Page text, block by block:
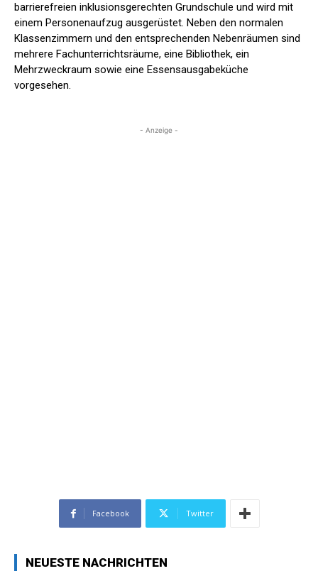
barrierefreien inklusionsgerechten Grundschule und wird mit
einem Personenaufzug ausgerüstet. Neben den normalen
Klassenzimmern und den entsprechenden Nebenräumen sind
mehrere Fachunterrichtsräume, eine Bibliothek, ein
Mehrzweckraum sowie eine Essensausgabeküche
vorgesehen.
- Anzeige -
Facebook Twitter
NEUESTE NACHRICHTEN